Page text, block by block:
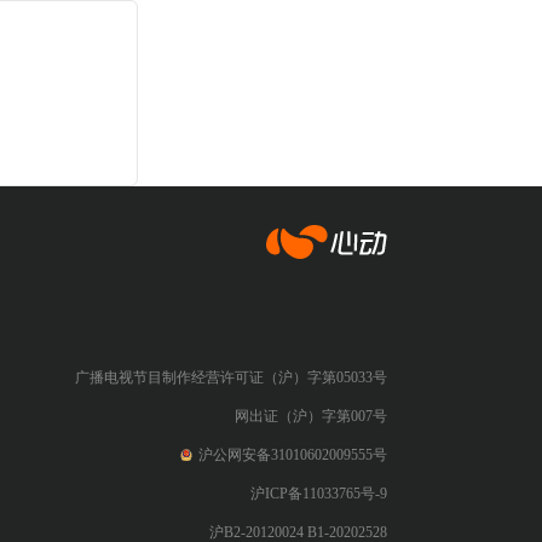
广播电视节目制作经营许可证（沪）字第05033号
网出证（沪）字第007号
沪公网安备31010602009555号
沪ICP备11033765号-9
沪B2-20120024 B1-20202528
心动网络